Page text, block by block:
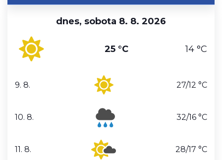
dnes, sobota 8. 8. 2026
25 °C 14 °C
neděle
9. 8. 27/12 °C
pondělí
10. 8. 32/16 °C
úterý
11. 8. 28/17 °C